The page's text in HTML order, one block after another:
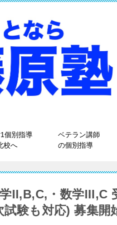
個別指導
校へ
ベテラン講師
の個別指導
II,B,C,・数学III,C
試験も対応) 募集開